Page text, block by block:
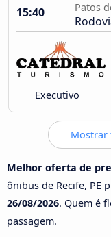
15:40
Patos
Executivo
Mostrar
Melhor oferta de
ônibus de Recife, PE
26/08/2026. Quem é
passagem.